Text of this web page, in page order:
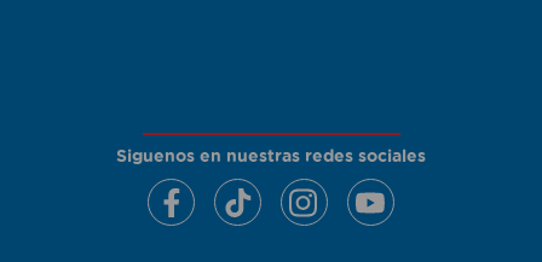
Siguenos en nuestras redes sociales